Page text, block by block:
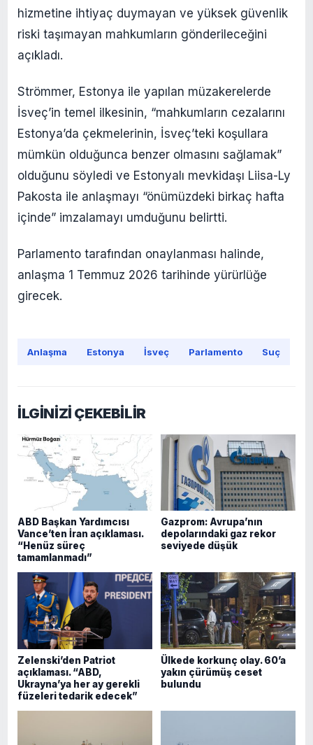
hizmetine ihtiyaç duymayan ve yüksek güvenlik
riski taşımayan mahkumların gönderileceğini
açıkladı.
Strömmer, Estonya ile yapılan müzakerelerde
İsveç’in temel ilkesinin, “mahkumların cezalarını
Estonya’da çekmelerinin, İsveç’teki koşullara
mümkün olduğunca benzer olmasını sağlamak”
olduğunu söyledi ve Estonyalı mevkidaşı Liisa-Ly
Pakosta ile anlaşmayı “önümüzdeki birkaç hafta
içinde” imzalamayı umduğunu belirtti.
Parlamento tarafından onaylanması halinde,
anlaşma 1 Temmuz 2026 tarihinde yürürlüğe
girecek.
Anlaşma Estonya İsveç Parlamento Suç
İLGİNİZİ ÇEKEBİLİR
ABD Başkan Yardımcısı
Vance’ten İran açıklaması.
“Henüz süreç
tamamlanmadı”
Gazprom: Avrupa’nın
depolarındaki gaz rekor
seviyede düşük
Zelenski’den Patriot
açıklaması. “ABD,
Ukrayna’ya her ay gerekli
füzeleri tedarik edecek”
Ülkede korkunç olay. 60’a
yakın çürümüş ceset
bulundu